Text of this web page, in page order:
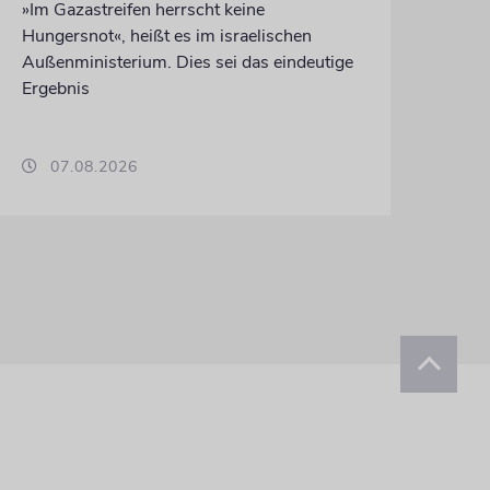
»Im Gazastreifen herrscht keine
Hungersnot«, heißt es im israelischen
Außenministerium. Dies sei das eindeutige
Ergebnis
07.08.2026